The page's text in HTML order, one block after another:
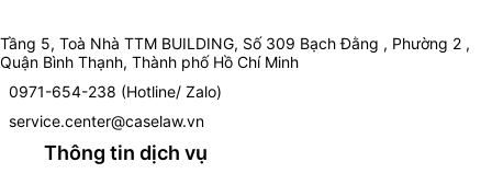
Tầng 5, Toà Nhà TTM BUILDING, Số 309 Bạch Đằng , Phường 2 ,
Quận Bình Thạnh, Thành phố Hồ Chí Minh
0971-654-238 (Hotline/ Zalo)
service.center@caselaw.vn
Thông tin dịch vụ